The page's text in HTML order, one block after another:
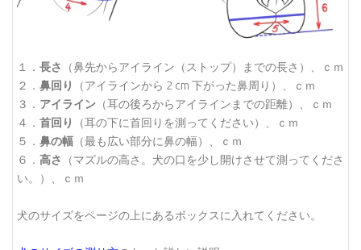
１． 長さ
（鼻先からアイライン（ストップ）までの長さ）、ｃｍ
２． 鼻回り
（アイラインから 2 cm 下がった鼻周り）、ｃｍ
３． アイライン （耳の後ろからアイラインまでの距離）、ｃｍ
４． 首回り
（耳の下に首回りを測ってください）、ｃｍ
５． 鼻の幅 （最も広い部分に鼻の幅）、ｃｍ
６． 高さ
（マズルの高さ。犬の口を少し開けさせて測ってくださ
い。）、ｃｍ
犬のサイズをページの上にあるボックスに入れてください。